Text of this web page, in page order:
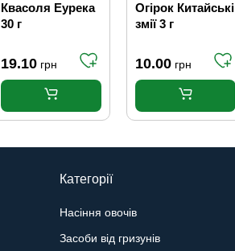
Квасоля Еурека
30 г
19.10 грн
Огірок Китайські
змії 3 г
10.00 грн
Категорії
Насіння овочів
Засоби від гризунів